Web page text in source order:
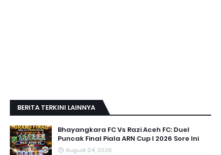
BERITA TERKINI LAINNYA
Bhayangkara FC Vs Razi Aceh FC: Duel
Puncak Final Piala ARN Cup I 2026 Sore Ini
August 04, 2026